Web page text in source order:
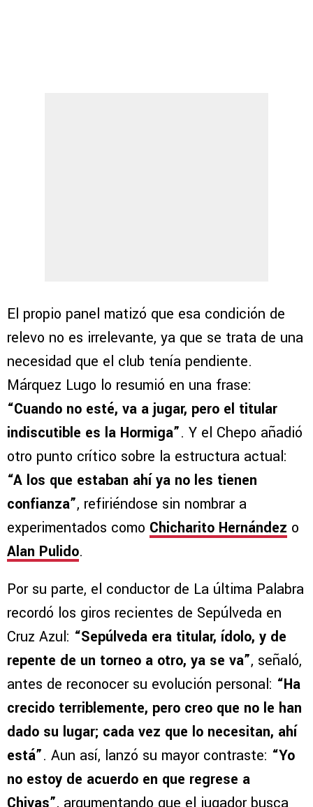
El propio panel matizó que esa condición de
relevo no es irrelevante, ya que se trata de una
necesidad que el club tenía pendiente.
Márquez Lugo lo resumió en una frase:
“Cuando no esté, va a jugar, pero el titular
indiscutible es la Hormiga”. Y el Chepo añadió
otro punto crítico sobre la estructura actual:
“A los que estaban ahí ya no les tienen
confianza”, refiriéndose sin nombrar a
experimentados como Chicharito Hernández o
Alan Pulido.
Por su parte, el conductor de La última Palabra
recordó los giros recientes de Sepúlveda en
Cruz Azul: “Sepúlveda era titular, ídolo, y de
repente de un torneo a otro, ya se va”, señaló,
antes de reconocer su evolución personal: “Ha
crecido terriblemente, pero creo que no le han
dado su lugar; cada vez que lo necesitan, ahí
está”. Aun así, lanzó su mayor contraste: “Yo
no estoy de acuerdo en que regrese a
Chivas”, argumentando que el jugador busca